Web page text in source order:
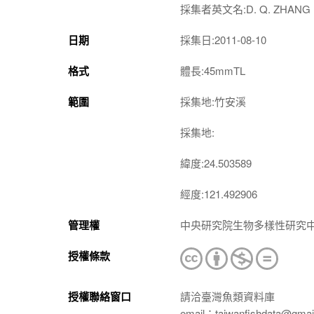
採集者英文名:D. Q. ZHANG
日期 採集日:2011-08-10
格式 體長:45mmTL
範圍 採集地:竹安溪
採集地:
緯度:24.503589
經度:121.492906
管理權 中央研究院生物多樣性研究
授權條款
授權聯絡窗口
請洽臺灣魚類資料庫